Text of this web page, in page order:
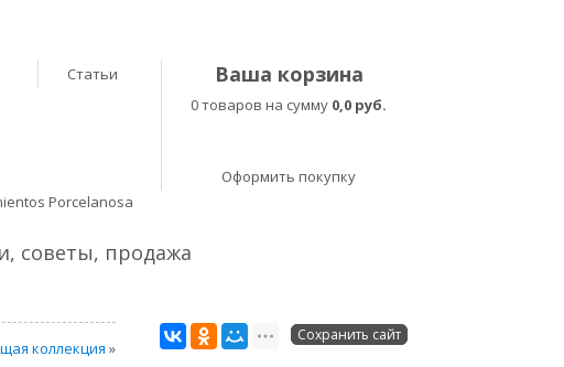
Статьи Ваша корзина
0 товаров на сумму 0,0 руб.
Оформить покупку
Porcelanosa
советы, продажа
коллекция »
Сохранить сайт